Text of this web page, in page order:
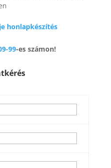
honlapkészítés
99-es számon!